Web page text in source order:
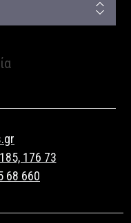
176 73
68 660